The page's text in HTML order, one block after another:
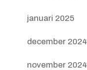
januari 2025
december 2024
november 2024